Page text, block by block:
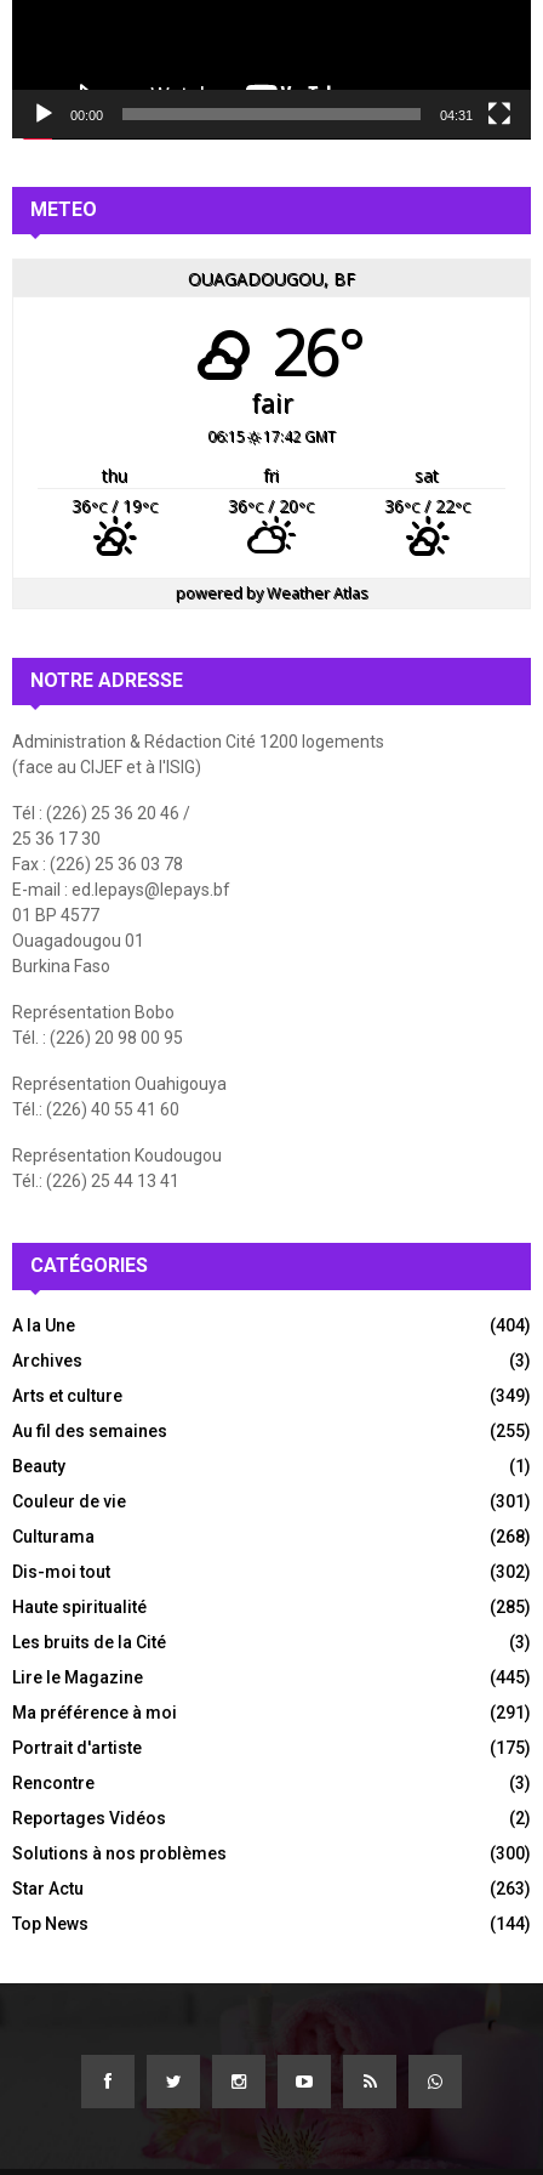
d
o
00:00 04:31
METEO
OUAGADOUGOU, BF
26°
fair
06:15 17:42 GMT
thu fri
sat
36°C/ 19°C 36°C/ 20°C 36°C/ 22°C
powered byWeather Atlas
NOTRE ADRESSE
Administration & Rédaction Cité 1200 logements
(face au CIJEF et à l'ISIG)
Tél : (226) 25 36 20 46 /
25 36 17 30
Fax : (226) 25 36 03 78
E-mail : ed.lepays@lepays.bf
01 BP 4577
Ouagadougou 01
Burkina Faso
Représentation Bobo
Tél. : (226) 20 98 00 95
Représentation Ouahigouya
Tél.: (226) 40 55 41 60
Représentation Koudougou
Tél.: (226) 25 44 13 41
CATÉGORIES
A la Une
(404)
Archives
(3)
Arts et culture
(349)
Au fil des semaines
(255)
Beauty
(1)
Couleur de vie
(301)
Culturama
(268)
Dis-moi tout
(302)
Haute spiritualité
(285)
Les bruits de la Cité
(3)
Lire le Magazine
(445)
Ma préférence à moi
(291)
Portrait d'artiste
(175)
Rencontre
(3)
Reportages Vidéos
(2)
Solutions à nos problèmes
(300)
Star Actu
(263)
Top News
(144)